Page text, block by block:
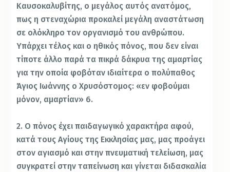
Καυσοκαλυβίτης, ο μεγάλος αυτός ανατόμος,
πως η στεναχώρια προκαλεί μεγάλη αναστάτωση
σε ολόκληρο τον οργανισμό του ανθρώπου.
Υπάρχει τέλος και ο ηθικός πόνος, που δεν είναι
τίποτε άλλο παρά τα πικρά δάκρυα της αμαρτίας
για την οποία φοβόταν ιδιαίτερα ο πολύπαθος
Άγιος Ιωάννης ο Χρυσόστομος: «εν φοβούμαι
μόνον, αμαρτίαν» 6.
2. Ο πόνος έχει παιδαγωγικό χαρακτήρα αφού,
κατά τους Αγίους της Εκκλησίας μας, μας προάγει
στον αγιασμό και στην πνευματική τελείωση, μας
συγκρατεί στην ταπείνωση και γίνεται διδασκαλία